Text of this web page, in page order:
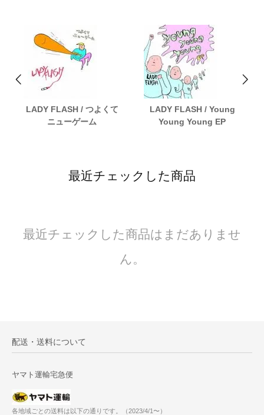
LADY FLASH / つよくて
ニューゲーム
LADY FLASH / Young
Young Young EP
最近チェックした商品
最近チェックした商品はまだありませ
ん。
配送・送料について
ヤマト運輸宅急便
各地域ごとの送料は以下の通りです。（2023/4/1〜）